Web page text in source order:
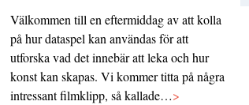
Välkommen till en eftermiddag av att kolla
på hur dataspel kan användas för att
utforska vad det innebär att leka och hur
konst kan skapas. Vi kommer titta på några
intressant filmklipp, så kallade…>